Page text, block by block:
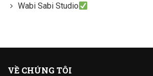
Wabi Sabi Studio
VỀ CHÚNG TÔI